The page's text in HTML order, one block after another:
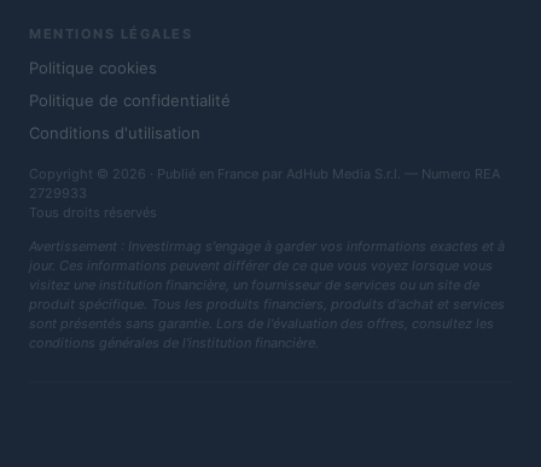
MENTIONS LÉGALES
Politique cookies
Politique de confidentialité
Conditions d'utilisation
Copyright © 2026 · Publié en France par AdHub Media S.r.l. — Numero REA
2729933
Tous droits réservés
Avertissement : Investirmag s'engage à garder vos informations exactes et à
jour. Ces informations peuvent différer de ce que vous voyez lorsque vous
visitez une institution financière, un fournisseur de services ou un site de
produit spécifique. Tous les produits financiers, produits d'achat et services
sont présentés sans garantie. Lors de l'évaluation des offres, consultez les
conditions générales de l'institution financière.